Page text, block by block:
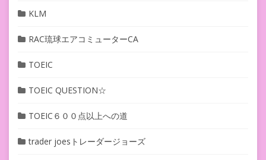
KLM
RAC琉球エアコミューターCA
TOEIC
TOEIC QUESTION☆
TOEIC６００点以上への道
trader joesトレーダージョーズ